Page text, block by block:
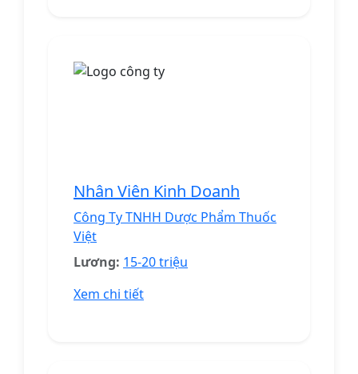
Nhân Viên Kinh Doanh
Công Ty TNHH Dược Phẩm Thuốc
Việt
Lương: 15-20 triệu
Xem chi tiết